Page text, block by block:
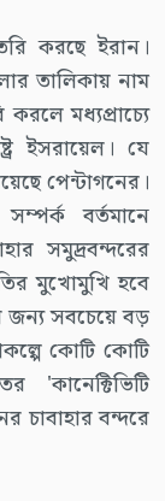
করছে ইরান।
তালিকায় নাম
মধ্যপ্রাচ্যে
ইসরায়েল। যে
পেন্টাগনের।
বর্তমানে
সমুদ্রবন্দরের
মুখোমুখি হবে
জন্য সবচেয়ে বড়
কোটি কোটি
'কানেক্টিভিটি
চাবাহার বন্দরে